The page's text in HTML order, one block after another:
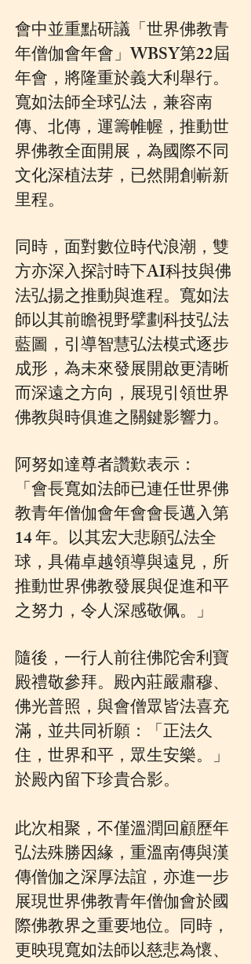
會中並重點研議「世界佛教青
年僧伽會年會」WBSY第22屆
年會，將隆重於義大利舉行。
寬如法師全球弘法，兼容南
傳、北傳，運籌帷幄，推動世
界佛教全面開展，為國際不同
文化深植法芽，已然開創嶄新
里程。
同時，面對數位時代浪潮，雙
方亦深入探討時下AI科技與佛
法弘揚之推動與進程。寬如法
師以其前瞻視野擘劃科技弘法
藍圖，引導智慧弘法模式逐步
成形，為未來發展開啟更清晰
而深遠之方向，展現引領世界
佛教與時俱進之關鍵影響力。
阿努如達尊者讚歎表示：
「會長寬如法師已連任世界佛
教青年僧伽會年會會長邁入第
14 年。以其宏大悲願弘法全
球，具備卓越領導與遠見，所
推動世界佛教發展與促進和平
之努力，令人深感敬佩。」
隨後，一行人前往佛陀舍利寶
殿禮敬參拜。殿內莊嚴肅穆、
佛光普照，與會僧眾皆法喜充
滿，並共同祈願：「正法久
住，世界和平，眾生安樂。」
於殿內留下珍貴合影。
此次相聚，不僅溫潤回顧歷年
弘法殊勝因緣，重溫南傳與漢
傳僧伽之深厚法誼，亦進一步
展現世界佛教青年僧伽會於國
際佛教界之重要地位。同時，
更映現寬如法師以慈悲為懷、